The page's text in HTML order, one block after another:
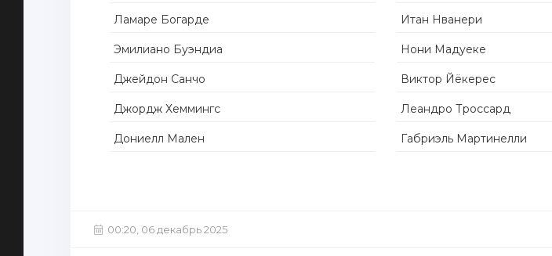
Ламаре Богарде
Эмилиано Буэндиа
Джейдон Санчо
Джордж Хеммингс
Дониелл Мален
Итан Нванери
Нони Мадуеке
Виктор Йёкерес
Леандро Троссард
Габриэль Мартинелли
00:20, 06 декабрь 2025